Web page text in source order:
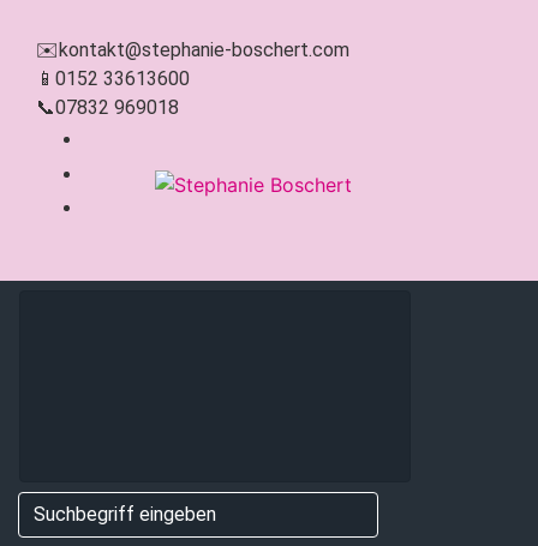
✉️kontakt@stephanie-boschert.com
📱 0152 33613600
📞07832 969018